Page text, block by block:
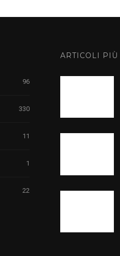
96
330
11
1
22
ARTICOLI PIÙ